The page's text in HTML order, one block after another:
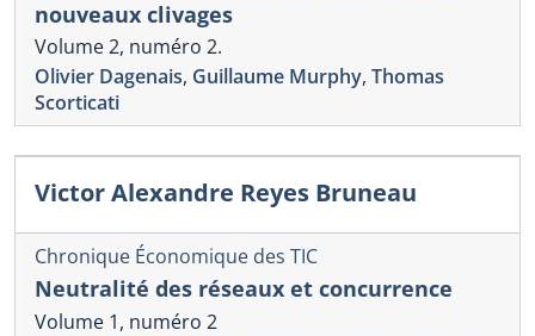
nouveaux clivages
Volume 2, numéro 2.
Olivier Dagenais, Guillaume Murphy, Thomas
Scorticati
Victor Alexandre Reyes Bruneau
Chronique Économique des TIC
Neutralité des réseaux et concurrence
Volume 1, numéro 2